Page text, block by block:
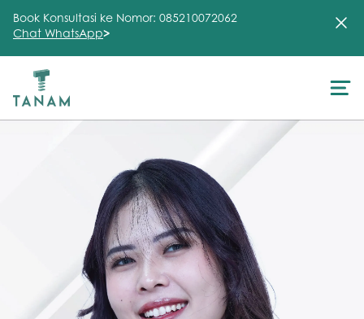
About Us
Book Konsultasi ke Nomor: 085210072062
Chat WhatsApp>